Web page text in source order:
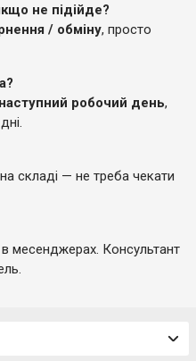
не підійде?
/ обміну, просто
робочий день,
складі — не треба чекати
месенджерах. Консультант